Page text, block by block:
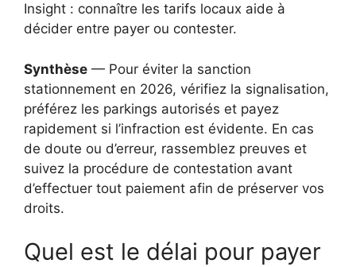
Insight : connaître les tarifs locaux aide à
décider entre payer ou contester.
Synthèse — Pour éviter la sanction
stationnement en 2026, vérifiez la signalisation,
préférez les parkings autorisés et payez
rapidement si l’infraction est évidente. En cas
de doute ou d’erreur, rassemblez preuves et
suivez la procédure de contestation avant
d’effectuer tout paiement afin de préserver vos
droits.
Quel est le délai pour payer